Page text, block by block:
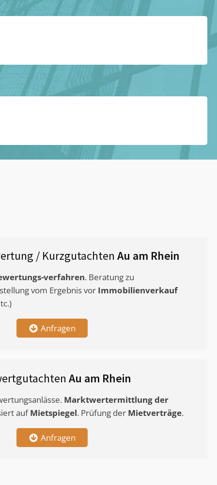
/ Kurzgutachten Au am Rhein
verfahren. Beratung zu
vom Ergebnis vor Immobilienverkauf
Anfragen
Au am Rhein
Marktwertermittlungder
aufMietspiegel. Prüfung der Mietverträge.
Anfragen